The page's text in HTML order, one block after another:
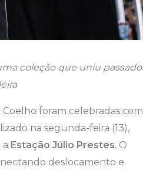
coleção que uniu passado
Coelho foram celebradas com
na segunda-feira (13),
a Estação Júlio Prestes. O
deslocamento e